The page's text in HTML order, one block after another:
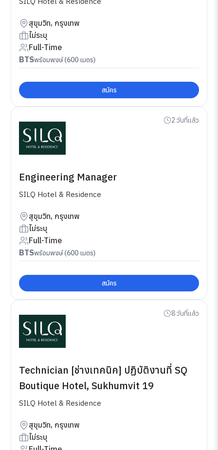
สุขุมวิท, กรุงเทพ
ไม่ระบุ
Full-Time
BTSพร้อมพงษ์ (600 เมตร)
สมัคร
2 วันที่แล้ว
Engineering Manager
SILQ Hotel & Residence
สุขุมวิท, กรุงเทพ
ไม่ระบุ
Full-Time
BTSพร้อมพงษ์ (600 เมตร)
สมัคร
8 วันที่แล้ว
Technician [ช่างเทคนิค] ปฏิบัติงานที่ SQ
Boutique Hotel, Sukhumvit 19
SILQ Hotel & Residence
สุขุมวิท, กรุงเทพ
ไม่ระบุ